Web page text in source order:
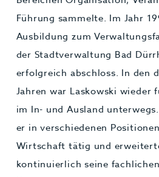
Führung sammelte. Im Jahr
Ausbildung zum
der Stadtverwaltung Bad
erfolgreich abschloss. In den
Jahren war Laskowski wieder
im In- und Ausland
er in verschiedenen
Wirtschaft tätig und
kontinuierlich seine